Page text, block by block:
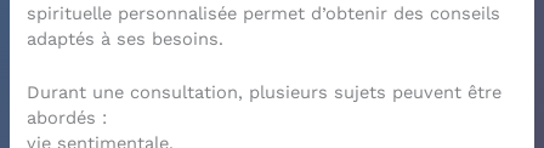
spirituelle personnalisée permet d’obtenir des conseils
adaptés à ses besoins.
Durant une consultation, plusieurs sujets peuvent être
abordés :
vie sentimentale,